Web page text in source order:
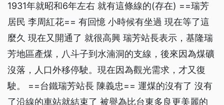
1931年就昭和6年左右 就有這條線的(存在) ==瑞芳
居民 李周紅花== 有回憶 小時候有坐過 現在等了這
麼久 現在又開通了 就很高興 瑞芳站長表示，基隆瑞
芳地區產煤，八斗子到水湳洞的支線，後來因為煤礦
沒落，人口外移停駛。現在因為觀光需求，才又復
駛。 ==台鐵瑞芳站長 陳義忠== 運煤的沒有了 沒有
了沿線的車站就結束了 被譽為比台東多良更美麗的